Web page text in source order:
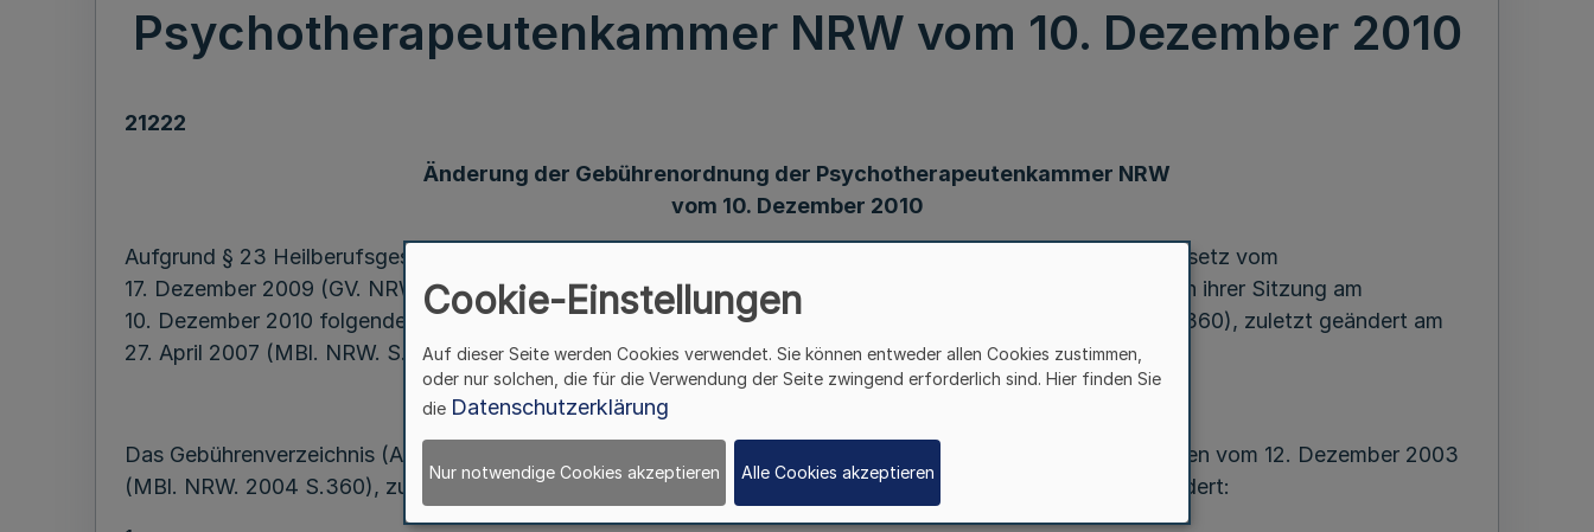
Psychotherapeutenkammer NRW vom 10. Dezember 2010
21222
Änderung der Gebührenordnung der Psychotherapeutenkammer NRW
vom 10. Dezember 2010
Aufgrund § 23 Heilberufsgesetz (HeilBerG) vom 9. Mai 2000 (GV. NRW. S. 403), zuletzt geändert durch Gesetz vom
17. Dezember 2009 (GV. NRW. S. 863), hat die Kammerversammlung der Psychotherapeutenkammer NRW in ihrer Sitzung am
10. Dezember 2010 folgende Änderung der Gebührenordnung vom 12. Dezember 2003 (MBl. NRW. 2004 S.360), zuletzt geändert am
27. April 2007 (MBl. NRW. S. 505) beschlossen:
Das Gebührenverzeichnis (Anlage zur Gebührenordnung der Psychotherapeutenkammer Nordrhein-Westfalen vom 12. Dezember 2003
(MBl. NRW. 2004 S.360), zuletzt geändert am 27. April 2007, (MBl. NRW. 2007 S. 505) wird wie folgt geändert:
Cookie-Einstellungen
Auf dieser Seite werden Cookies verwendet. Sie können entweder allen Cookies zustimmen,
oder nur solchen, die für die Verwendung der Seite zwingend erforderlich sind. Hier finden Sie
die Datenschutzerklärung
Nur notwendige Cookies akzeptieren Alle Cookies akzeptieren